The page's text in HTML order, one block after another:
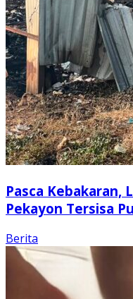
Pasca Kebakaran,
Pekayon Tersisa
Berita